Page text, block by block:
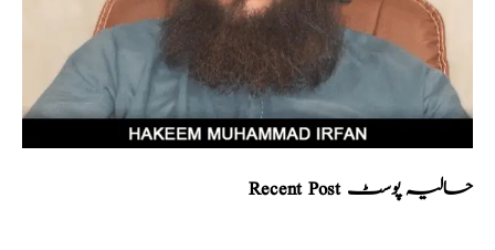
Recent Post حالیہ پوسٹ